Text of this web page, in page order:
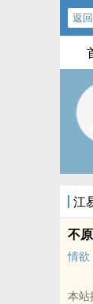
返回
江
不
情欲
本站